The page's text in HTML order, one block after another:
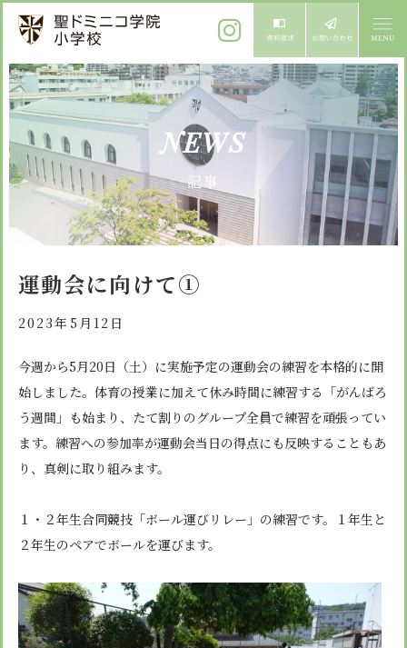
ご挨拶
校長メッセージ
先生からメッセージ
教育方針
教育方針 心・礼・知
心の育成
礼の育成
知の育成
募集案内
体験入学
よくある質問
諸届出用紙
卒業生進学先
学校紹介
学校生活
委員会・クラブ活動
学校紹介ムービー
施設紹介
設備紹介
安心・安全
スクールバス
お知らせ
サイトマップ
アクセス
個人情報保護方針
特定商取引法に基づく表示
寄付金の募集
follow us
NEWS
記事
運動会に向けて①
2023年5月12日
今週から5月20日（土）に実施予定の運動会の練習を本格的に開
始しました。体育の授業に加えて休み時間に練習する「がんばろ
う週間」も始まり、たて割りのグループ全員で練習を頑張ってい
ます。練習への参加率が運動会当日の得点にも反映することもあ
り、真剣に取り組みます。
１・２年生合同競技「ボール運びリレー」の練習です。１年生と
２年生のペアでボールを運びます。